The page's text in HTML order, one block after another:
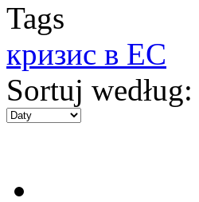
Tags
кризис в ЕС
Sortuj według: